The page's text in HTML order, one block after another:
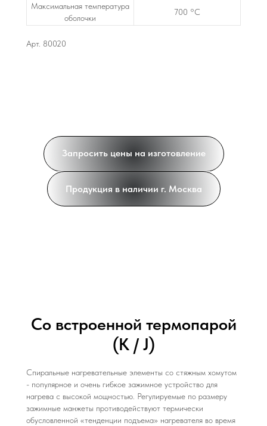
Максимальная температура
оболочки
700 °C
Арт. 80020
Запросить цены на изготовление
Продукция в наличии г. Москва
Со встроенной термопарой
(K / J)
Спиральные нагревательные элементы со стяжным хомутом
- популярное и очень гибкое зажимное устройство для
нагрева с высокой мощностью. Регулируемые по размеру
зажимные манжеты противодействуют термически
обусловленной «тенденции подъема» нагревателя во время